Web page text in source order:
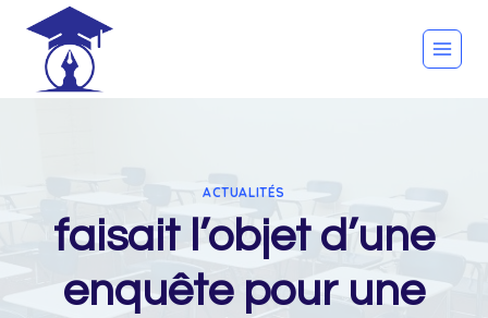
content
ACTUALITÉS
faisait l’objet d’une
enquête pour une